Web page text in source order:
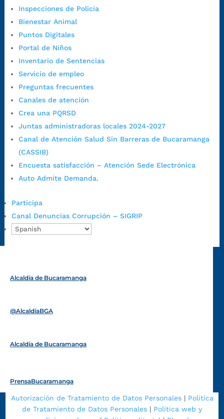
Inspecciones de Policía
Bienestar Animal
Puntos Digitales
Portal de Niños
Inventario de Sentencias
Servicio de empleo
Preguntas frecuentes
Canales de atención
Crea una PQRSD
Juntas administradoras locales 2024-2027
Canal de Atención Salud Sin Barreras de Bucaramanga
(CASSIB)
Encuesta satisfacción – Atención Sede Electrónica
Auto Admite Demanda.
Participa
Canal Denuncias Corrupción – SIGRIP
Horario de Atención CAME (Central):
Lunes a jueves: 7:00 a.m. a 12:00 m y de 1:00 p.m. a 5:30 p.m.
Viernes: 7:00 a.m. a 5:00 p.m. en Jornada Continua con
30 minutos de descanso al medio día.
Horario de Atención CAME (Norte):
Carrera 12 #16N-84 del barrio Kennedy.
Horario habitual de lunes a viernes en
a.m. a 3:00 p.m.
Líneagratuita:
+57 (607) 652 55 55
Correo Institucional:
contactenos@bucaramanga.gov.co
Correo de notificaciones
notificaciones@bucaramanga.gov.co
Canal de denuncia para presuntos actos de corrupción:
Emergencia:
Radique aquí su queja disciplinaria:
https://www.bucaramanga.gov.co/gobierno-ciudadanos-
Alcaldía de Bucaramanga
@AlcaldíaBGA
Alcaldía de Bucaramanga
PrensaBucaramanga
Autorización de Tratamiento de Datos Personales| Política
de Tratamiento de Datos Personales | Política web y